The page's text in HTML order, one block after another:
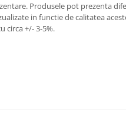
Produsele pot prezenta
in functie de calitatea
circa +/- 3-5%.